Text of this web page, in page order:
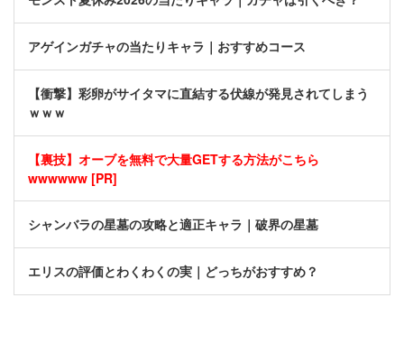
アゲインガチャの当たりキャラ｜おすすめコース
【衝撃】彩卵がサイタマに直結する伏線が発見されてしまう
ｗｗｗ
【裏技】オーブを無料で大量GETする方法がこちら
wwwwww [PR]
シャンバラの星墓の攻略と適正キャラ｜破界の星墓
エリスの評価とわくわくの実｜どっちがおすすめ？